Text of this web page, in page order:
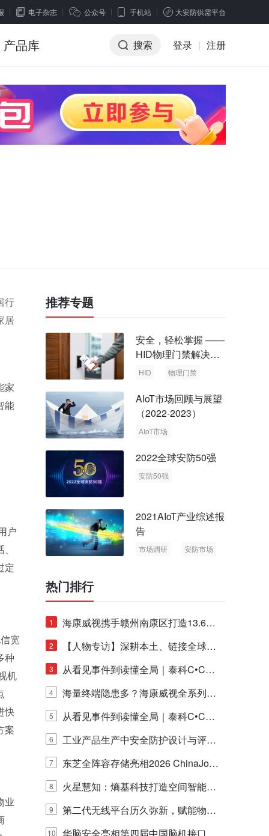
电子杂志 公众号 手机站 大安防供需平台
产品库 搜索 登录 | 注册
行
居
家
能
户
定
宽
种
机
快
案
业
推荐专题
安全，轻松掌握 ——
HID物理门禁解决方
案，启动智慧安全新
HID 物理门禁
AIoT市场回顾与展望
（2022-2023）
AIoT市场
2022全球安防50强
安防50强
2021AIoT产业综述报
告
市场调研
安防市场
热门排行
1
海康威视携手赣州南康区打造13.6公
里绿波网
2
【人物专访】深耕本土、链接全球：
泰科安防设备张宁解码中国安防出海
新范式
3
从看见事件到读懂全局｜泰科C•CUR
E IQ 3.20开启安防运营智能新时代
4
海量终端隐患多？海康威视全系列物
联安全产品，四层守护更放心！
5
从看见事件到读懂全局｜泰科C•CUR
E IQ 3.20开启安防运营智能新时代
6
工业产品生产中安全防护设计与评估
的实践与探讨
7
东芝全阵容存储亮相2026 ChinaJo
y，以海量数据底座赋能“与AI同游”新
体验
8
火星慧知：熵基科技打造空间智能时
代的认知中枢
9
第二代无线平台历久弥新，赋能物联
10